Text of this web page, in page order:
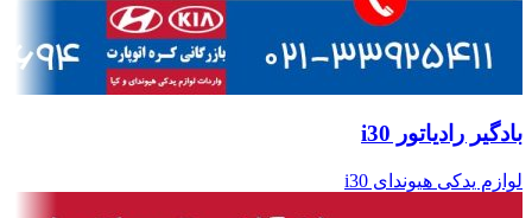
بادگیر رادیاتور i30
لوازم یدکی هیوندای i30